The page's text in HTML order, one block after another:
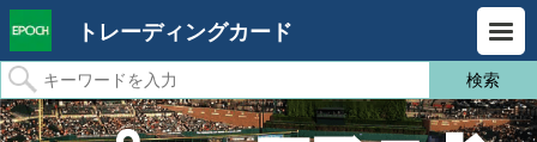
トレーディングカード